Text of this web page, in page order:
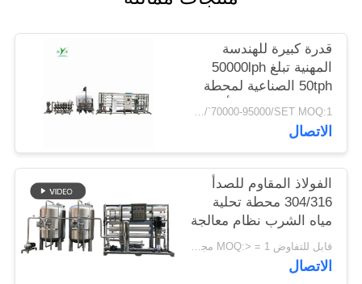
PRIVACY
POLICY
قدرة كبيرة للهندسة
المهنية تبلغ 50000lph
50tph الصناعية لمحطة
معالجة المياه RO أنظمة
التناضح العكسي
USD/`70000-95000/SET MOQ:1 مجموعة
الاتصال
الفولاذ المقاوم للصدأ
304/316 محطة تحلية
مياه الشرب نظام معالجة
مياه الشرب في الحرم
الجامعي مرشح مياه
التناضح العكسي
قابل للتفاوض MOQ:> = 1 مجموعات
الاتصال